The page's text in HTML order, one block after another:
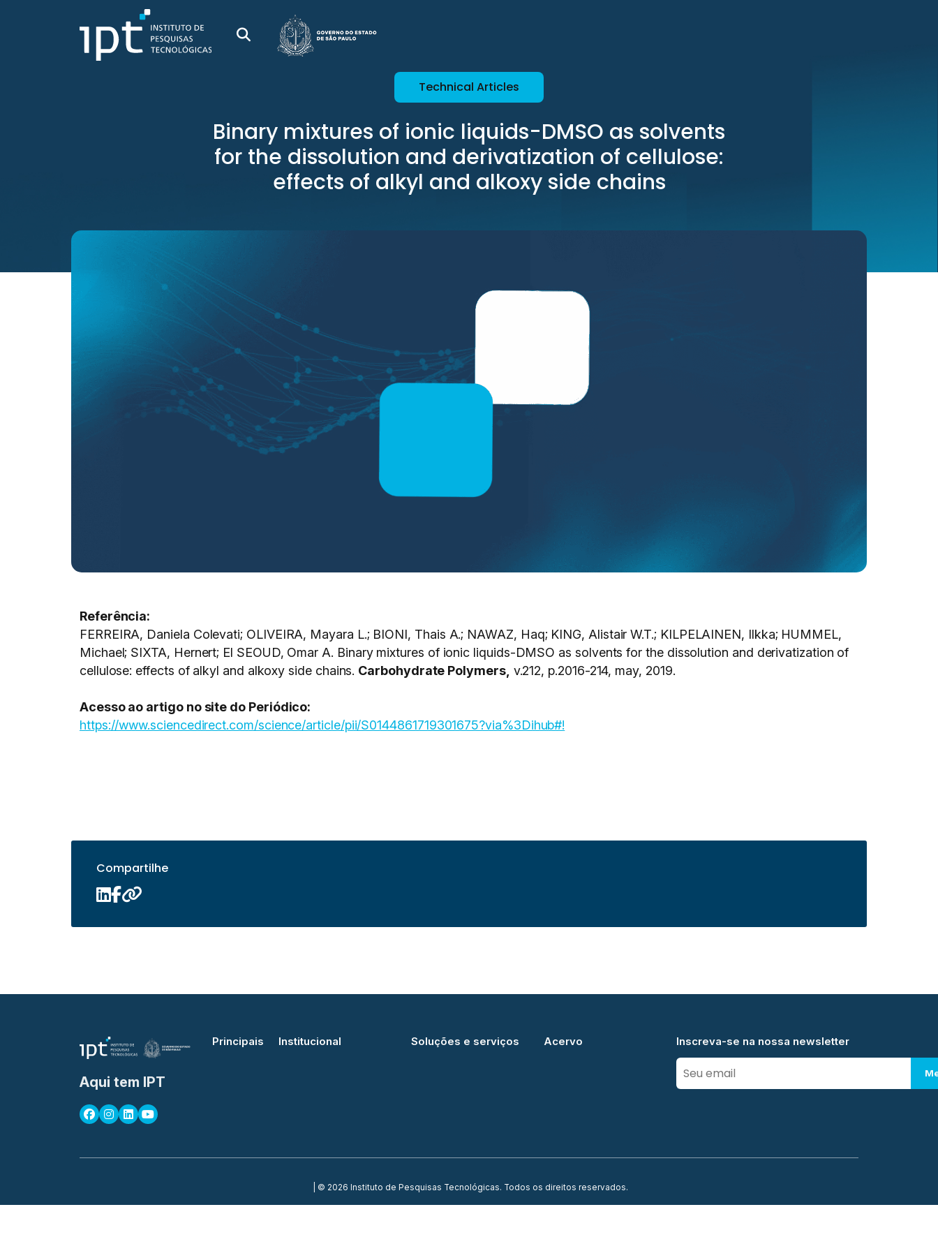
Technical Articles
Binary mixtures of ionic liquids-DMSO as solvents
for the dissolution and derivatization of cellulose:
effects of alkyl and alkoxy side chains
Referência:
FERREIRA, Daniela Colevati; OLIVEIRA, Mayara L.; BIONI, Thais A.; NAWAZ, Haq; KING, Alistair W.T.; KILPELAINEN, Ilkka; HUMMEL,
Michael; SIXTA, Hernert; El SEOUD, Omar A. Binary mixtures of ionic liquids-DMSO as solvents for the dissolution and derivatization of
cellulose: effects of alkyl and alkoxy side chains. Carbohydrate Polymers, v.212, p.2016-214, may, 2019.
Acesso ao artigo no site do Periódico:
https://www.sciencedirect.com/science/article/pii/S0144861719301675?via%3Dihub#!
Compartilhe
Aqui tem IPT
Principais Institucional Soluções e serviços Acervo Inscreva-se na nossa newsletter
| © 2026 Instituto de Pesquisas Tecnológicas. Todos os direitos reservados.